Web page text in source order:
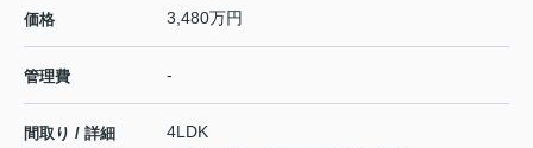
価格 3,480万円
管理費 -
間取り / 詳細
4LDK